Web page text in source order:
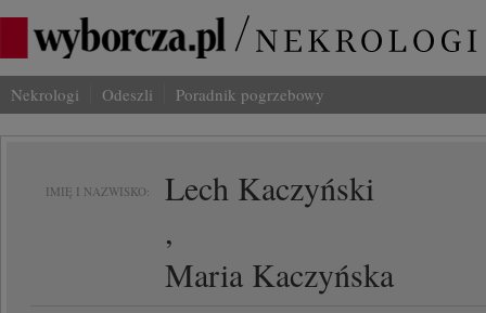
Nekrologi Odeszli Poradnik pogrzebowy
IMIĘ I NAZWISKO:
Lech Kaczyński
,
Maria Kaczyńska